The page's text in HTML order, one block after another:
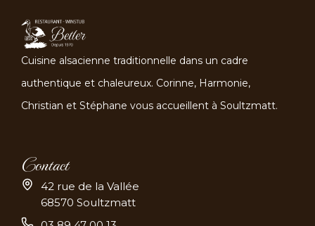
Cuisine alsacienne traditionnelle dans un cadre
authentique et chaleureux. Corinne, Harmonie,
Christian et Stéphane vous accueillent à Soultzmatt.
Contact
42 rue de la Vallée
68570 Soultzmatt